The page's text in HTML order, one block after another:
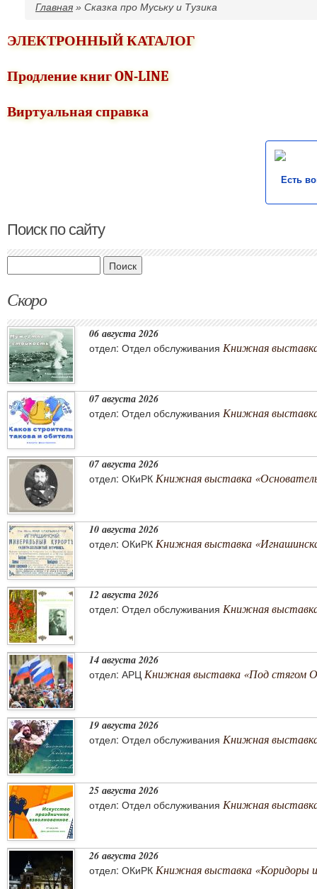
Вы здесь
Главная » Сказка про Муську и Тузика
ЭЛЕКТРОННЫЙ КАТАЛОГ
Продление книг ON-LINE
Виртуальная справка
Есть
Поиск по сайту
Скоро
06 августа 2026
отдел: Отдел обслуживания Книжная
07 августа 2026
отдел: Отдел обслуживания Книжная
07 августа 2026
отдел: ОКиРК Книжная выставка «Основатель
10 августа 2026
отдел: ОКиРК Книжная выставка
12 августа 2026
отдел: Отдел обслуживания Книжная
14 августа 2026
отдел: АРЦ Книжная выставка «Под стягом
19 августа 2026
отдел: Отдел обслуживания Книжная
25 августа 2026
отдел: Отдел обслуживания Книжная
26 августа 2026
отдел: ОКиРК Книжная выставка «Коридоры